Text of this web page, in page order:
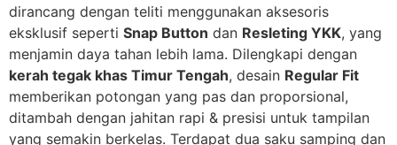
dirancang dengan teliti menggunakan aksesoris
eksklusif seperti Snap Button dan Resleting YKK, yang
menjamin daya tahan lebih lama. Dilengkapi dengan
kerah tegak khas Timur Tengah, desain Regular Fit
memberikan potongan yang pas dan proporsional,
ditambah dengan jahitan rapi & presisi untuk tampilan
yang semakin berkelas. Terdapat dua saku samping dan